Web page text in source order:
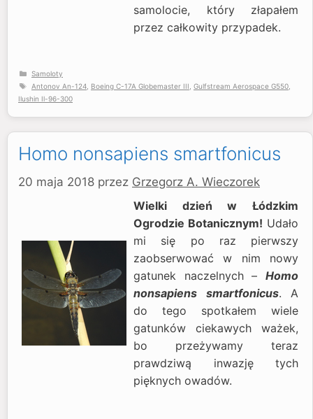
samolocie, który złapałem
przez całkowity przypadek.
Kategorie
Samoloty
Tagi
Antonov An-124 Boeing C-17A Globemaster III Gulfstream Aerospace G550
Ilushin Il-96-300
Homo nonsapiens smartfonicus
20 maja 2018 przez Grzegorz A. Wieczorek
Wielki dzień w Łódzkim
Ogrodzie Botanicznym! Udało
mi się po raz pierwszy
zaobserwować w nim nowy
gatunek naczelnych – Homo
nonsapiens smartfonicus. A
do tego spotkałem wiele
gatunków ciekawych ważek,
bo przeżywamy teraz
prawdziwą inwazję tych
pięknych owadów.